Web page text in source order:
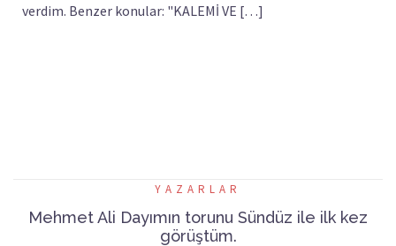
verdim. Benzer konular: "KALEMİ VE […]
YAZARLAR
Mehmet Ali Dayımın torunu Sündüz ile ilk kez
görüştüm.